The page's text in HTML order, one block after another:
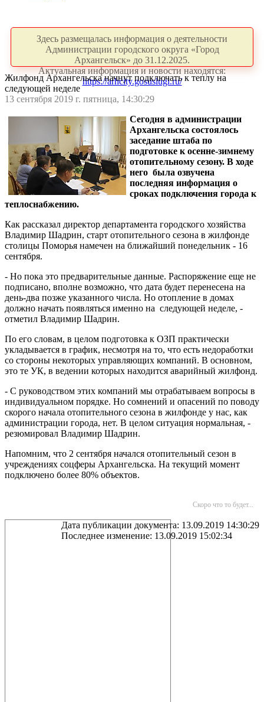
Здесь размещалась информация о деятельности
Администрации городского округа «Город
Архангельск» до 31.12.2025.
Актуальная информация и новости находятся:
https://arhcity.gosuslugi.ru/
Жилфонд Архангельска начнут подключать к теплу на
следующей неделе
13 сентября 2019 г. пятница, 14:30:29
Сегодня в администрации
Архангельска состоялось
заседание штаба по
подготовке к осенне-зимнему
отопительному сезону. В ходе
него была озвучена
последняя информация о
сроках подключения города к
теплоснабжению.
Как рассказал директор департамента городского хозяйства
Владимир Шадрин, старт отопительного сезона в жилфонде
столицы Поморья намечен на ближайший понедельник - 16
сентября.
- Но пока это предварительные данные. Распоряжение еще не
подписано, вполне возможно, что дата будет перенесена на
день-два позже указанного числа. Но отопление в домах
должно начать появляться именно на следующей неделе, -
отметил Владимир Шадрин.
По его словам, в целом подготовка к ОЗП практически
укладывается в график, несмотря на то, что есть недоработки
со стороны некоторых управляющих компаний. В основном,
это те УК, в ведении которых находится аварийный жилфонд.
- С руководством этих компаний мы отрабатываем вопросы в
индивидуальном порядке. Но сомнений и опасений по поводу
скорого начала отопительного сезона в жилфонде у нас, как
администрации города, нет. В целом ситуация нормальная, -
резюмировал Владимир Шадрин.
Напомним, что 2 сентября начался отопительный сезон в
учреждениях соцферы Архангельска. На текущий момент
подключено более 80% объектов.
Скоро что то будет...
Дата публикации документа: 13.09.2019 14:30:29
Последнее изменение: 13.09.2019 15:02:34